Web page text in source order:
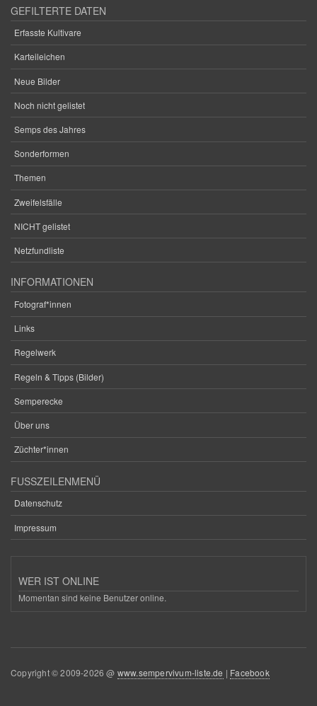
GEFILTERTE DATEN
Erfasste Kultivare
Karteileichen
Neue Bilder
Noch nicht gelistet
Semps des Jahres
Sonderformen
Themen
Zweifelsfälle
NICHT gelistet
Netzfundliste
INFORMATIONEN
Fotograf*innen
Links
Regelwerk
Regeln & Tipps (Bilder)
Semperecke
Über uns
Züchter*innen
FUSSZEILENMENÜ
Datenschutz
Impressum
WER IST ONLINE
Momentan sind keine Benutzer online.
Copyright © 2009-2026 @ www.sempervivum-liste.de | Facebook